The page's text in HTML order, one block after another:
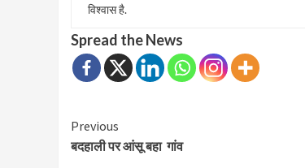
विश्वास है.
Spread the News
Continue
Reading
Previous
बदहाली पर आंसू बहा गांव